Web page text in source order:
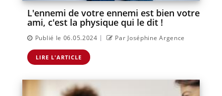
L'ennemi de votre ennemi est bien votre
ami, c'est la physique qui le dit !
Publié le 06.05.2024 | Par Joséphine Argence
LIRE L'ARTICLE